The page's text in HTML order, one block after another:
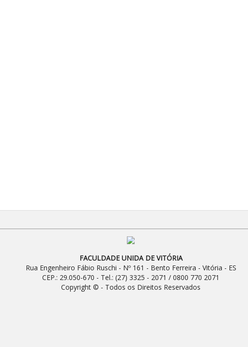
FACULDADE UNIDA DE VITÓRIA
Rua Engenheiro Fábio Ruschi - Nº 161 - Bento Ferreira - Vitória - ES
CEP.: 29.050-670 - Tel.: (27) 3325 - 2071 / 0800 770 2071
Copyright © - Todos os Direitos Reservados